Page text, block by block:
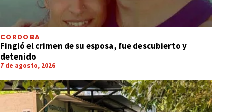
CÓRDOBA
Fingió el crimen de su esposa, fue descubierto y
detenido
7 de agosto, 2026